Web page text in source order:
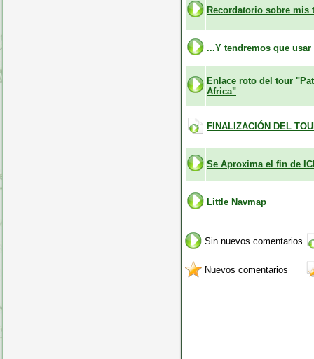
Recordatorio sobre mis
...Y tendremos que
Enlace roto del tour
Africa"
FINALIZACIÓN DEL
Se Aproxima el fin de
Little Navmap
Sin nuevos comentarios
Nuevos comentarios